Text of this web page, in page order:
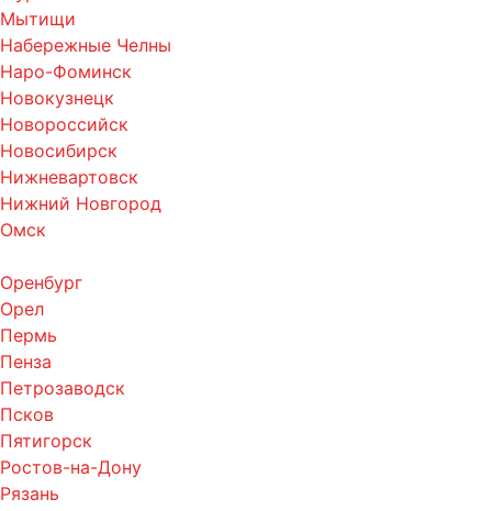
Мытищи
Набережные Челны
Наро-Фоминск
Новокузнецк
Новороссийск
Новосибирск
Нижневартовск
Нижний Новгород
Омск
Оренбург
Орел
Пермь
Пенза
Петрозаводск
Псков
Пятигорск
Ростов-на-Дону
Рязань